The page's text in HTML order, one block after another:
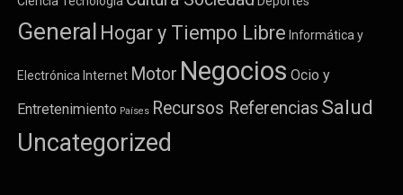
General Hogar y Tiempo Libre Informática y
Electrónica Internet Motor Negocios Ocio y
Entretenimiento Países Recursos Referencias Salud
Uncategorized